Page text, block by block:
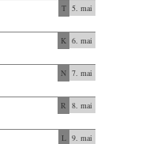
T 5. mai
K 6. mai
N 7. mai
R 8. mai
L 9. mai